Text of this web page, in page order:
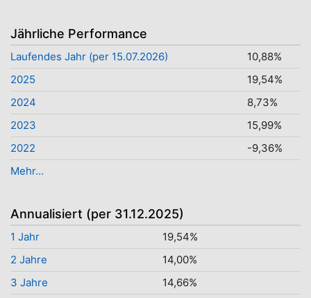
Jährliche Performance
Laufendes Jahr (per 15.07.2026)
10,88%
2025
19,54%
2024
8,73%
2023
15,99%
2022
-9,36%
Mehr...
Annualisiert (per 31.12.2025)
1 Jahr
19,54%
2 Jahre
14,00%
3 Jahre
14,66%